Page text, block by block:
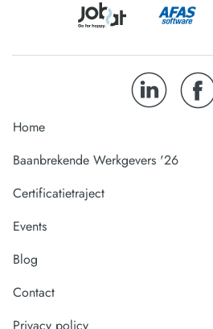
Home
Baanbrekende Werkgevers '26
Certificatietraject
Events
Blog
Contact